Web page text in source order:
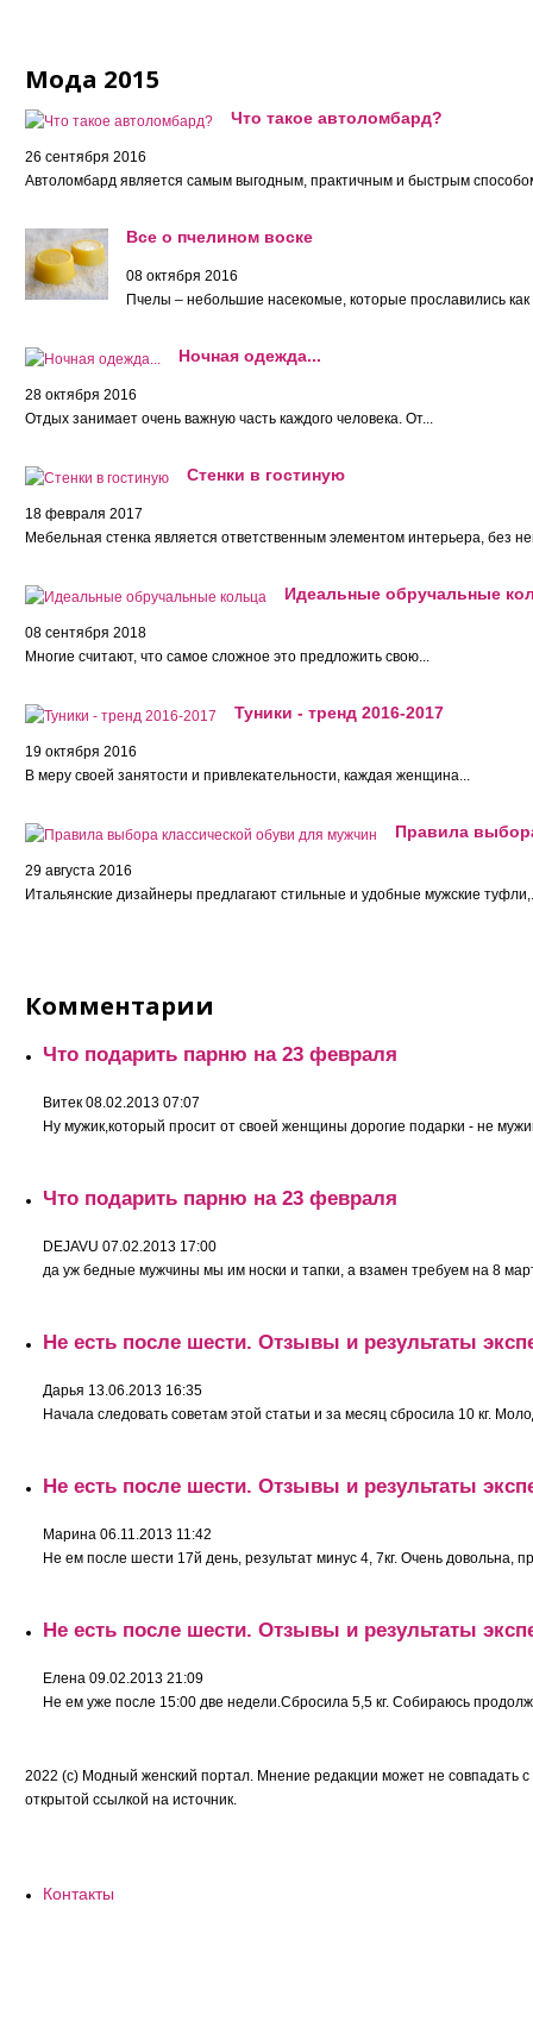
Мода 2015
Что такое автоломбард?
26 сентября 2016
Автоломбард является самым выгодным, практичным и быстрым
Все о пчелином воске
08 октября 2016
Пчелы – небольшие насекомые, которые прославились
Ночная одежда...
28 октября 2016
Отдых занимает очень важную часть каждого человека. От...
Cтенки в гостиную
18 февраля 2017
Мебельная стенка является ответственным элементом интерьера, без
Идеальные обручальные
08 сентября 2018
Многие считают, что самое сложное это предложить свою...
Туники - тренд 2016-2017
19 октября 2016
В меру своей занятости и привлекательности, каждая женщина...
Правила
29 августа 2016
Итальянские дизайнеры предлагают стильные и удобные мужские
Комментарии
Что подарить парню на 23 февраля
Витек 08.02.2013 07:07
Ну мужик,который просит от своей женщины дорогие подарки - не
Что подарить парню на 23 февраля
DEJAVU 07.02.2013 17:00
да уж бедные мужчины мы им носки и тапки, а взамен требуем на 8
Не есть после шести. Отзывы и результаты
Дарья 13.06.2013 16:35
Начала следовать советам этой статьи и за месяц сбросила 10 кг.
Не есть после шести. Отзывы и результаты
Марина 06.11.2013 11:42
Не ем после шести 17й день, результат минус 4, 7кг. Очень довольна,
Не есть после шести. Отзывы и результаты
Елена 09.02.2013 21:09
Не ем уже после 15:00 две недели.Сбросила 5,5 кг. Собираюсь
2022 (c) Модный женский портал. Мнение редакции может не совпадать
открытой ссылкой на источник.
Контакты